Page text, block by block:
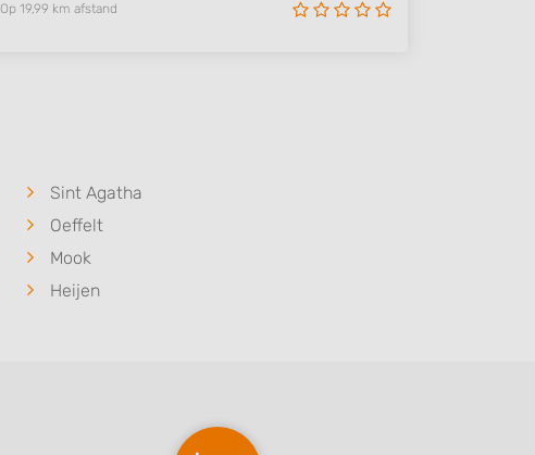
Op 19,99 km afstand
Sint Agatha
Oeffelt
Mook
Heijen